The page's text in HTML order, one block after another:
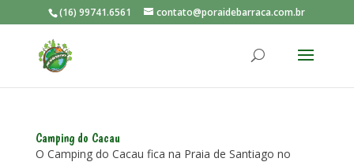
(16) 99741.6561 contato@poraidebarraca.com.br
Camping do Cacau
O Camping do Cacau fica na Praia de Santiago no